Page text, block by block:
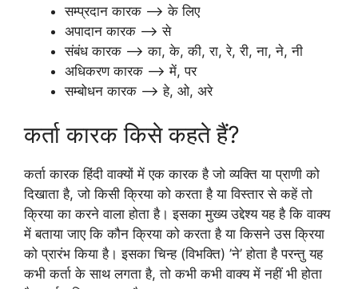
सम्प्रदान कारक –> के लिए
अपादान कारक –> से
संबंध कारक –> का, के, की, रा, रे, री, ना, ने, नी
अधिकरण कारक –> में, पर
सम्बोधन कारक –> हे, ओ, अरे
कर्ता कारक किसे कहते हैं?
कर्ता कारक हिंदी वाक्यों में एक कारक है जो व्यक्ति या प्राणी को
दिखाता है, जो किसी क्रिया को करता है या विस्तार से कहें तो
क्रिया का करने वाला होता है। इसका मुख्य उद्देश्य यह है कि वाक्य
में बताया जाए कि कौन क्रिया को करता है या किसने उस क्रिया
को प्रारंभ किया है। इसका चिन्ह (विभक्ति) ’ने’ होता है परन्तु यह
कभी कर्ता के साथ लगता है, तो कभी कभी वाक्य में नहीं भी होता